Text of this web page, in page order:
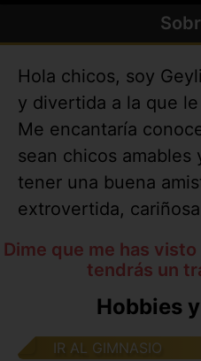
Hola chicos, soy
y divertida a la que
Me encantaría
sean chicos amables
tener una buena
extrovertida,
Dime que me has visto
tendrás un
Hobbies
IR AL GIMNASIO